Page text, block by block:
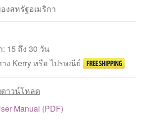
งสหรัฐอเมริกา
15 ถึง 30 วัน
ง Kerry หรือ ไปรษณีย์
าวน์โหลด
Manual (PDF)